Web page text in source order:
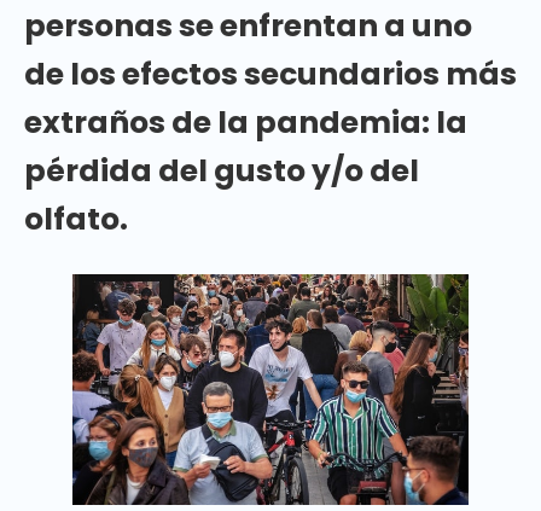
personas se enfrentan a uno
de los efectos secundarios más
extraños de la pandemia: la
pérdida del gusto y/o del
olfato.